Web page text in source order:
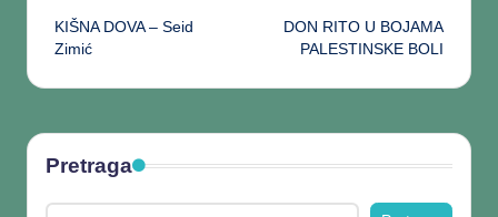
KIŠNA DOVA – Seid
Zimić
DON RITO U BOJAMA
PALESTINSKE BOLI
Pretraga